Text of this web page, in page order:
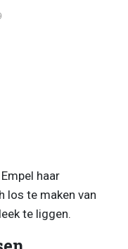
haar
los te maken van
te liggen.